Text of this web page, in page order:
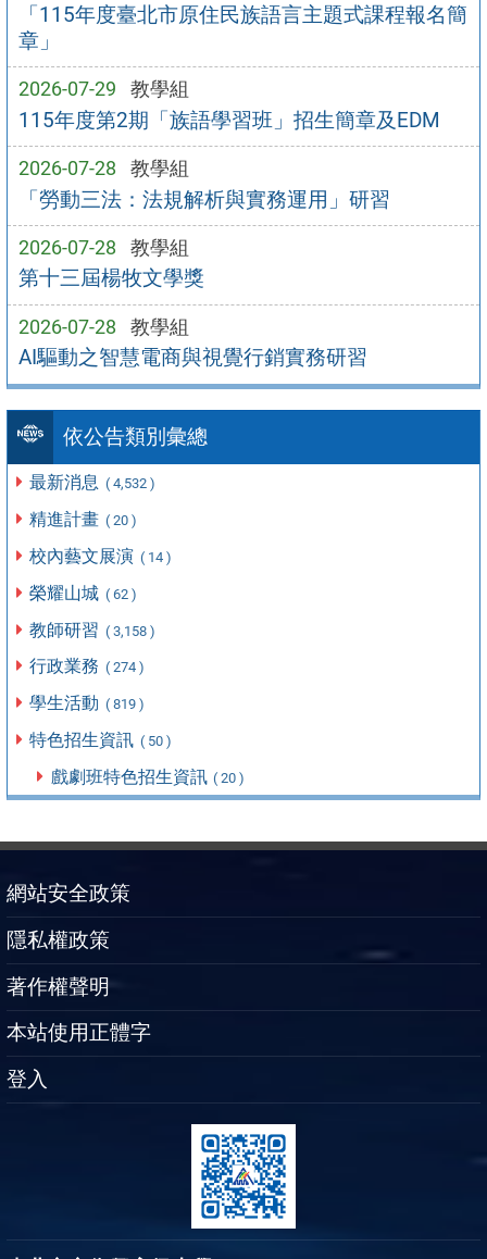
「115年度臺北市原住民族語言主題式課程報名簡
章」
2026-07-29 教學組
115年度第2期「族語學習班」招生簡章及EDM
2026-07-28 教學組
「勞動三法：法規解析與實務運用」研習
2026-07-28 教學組
第十三屆楊牧文學獎
2026-07-28 教學組
AI驅動之智慧電商與視覺行銷實務研習
依公告類別彙總
最新消息 ( 4,532 )
精進計畫 ( 20 )
校內藝文展演 ( 14 )
榮耀山城 ( 62 )
教師研習 ( 3,158 )
行政業務 ( 274 )
學生活動 ( 819 )
特色招生資訊 ( 50 )
戲劇班特色招生資訊 ( 20 )
網站安全政策
隱私權政策
著作權聲明
本站使用正體字
登入